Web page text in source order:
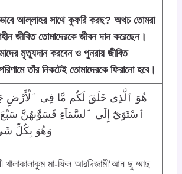
আল্লাহর সাথে কুফরি করছ? অথচ তোমরা
জীবিত তোমাদেরকে জীবন দান করেছেন।
মৃত্যুদান করবেন ও পুনরায় জীবিত
তাঁর নিকটেই তোমাদেরকে ফিরানো হবে।
هُوَ ٱلَّذِى خَلَقَ لَكُم مَّا فِى ٱلْأَرْضِ
ٱسْتَوَىٰٓ إِلَى ٱلسَّمَآءِ فَسَوَّىٰهُنَّ
وَهُوَ بِكُلِّ
খালাকালাকুম মা-ফিল আরদিজামী‘আন ছু ম্মাছ